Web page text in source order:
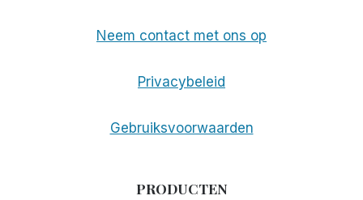
Neem contact met ons op
Privacybeleid
Gebruiksvoorwaarden
PRODUCTEN